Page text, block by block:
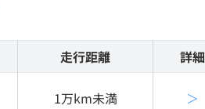
走行距離 詳細
1万km未満 ＞